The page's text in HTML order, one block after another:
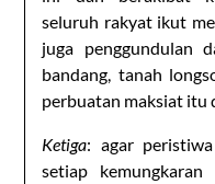
seluruh rakyat ikut
juga penggundulan
bandang, tanah
perbuatan maksiat itu
Ketiga: agar
setiap